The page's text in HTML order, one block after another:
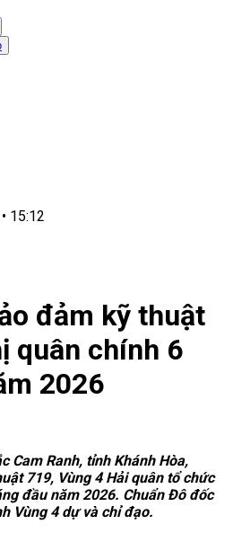
15:12
đảm kỹ thuật
quân chính 6
2026
Cam Ranh, tỉnh Khánh Hòa,
719, Vùng 4 Hải quân tổ chức
đầu năm 2026. Chuẩn Đô đốc
Vùng 4 dự và chỉ đạo.